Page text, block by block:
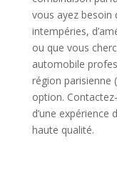
vous ayez besoin
intempéries,
ou que vous
automobile
région parisienne
option.
d’une expérience
haute qualité.